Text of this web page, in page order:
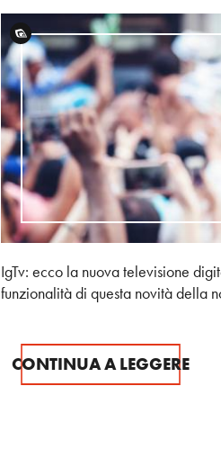
IgTv: ecco la nuova televisione
funzionalità di questa novità della
CONTINUA A LEGGERE